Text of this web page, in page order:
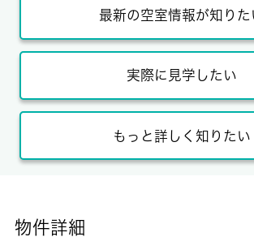
最新の空室情報が知りた
実際に見学したい
もっと詳しく知りたい
物件詳細